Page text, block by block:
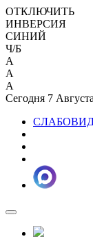
ОТКЛЮЧИТЬ
ИНВЕРСИЯ
СИНИЙ
Ч/Б
A
A
A
Сегодня 7